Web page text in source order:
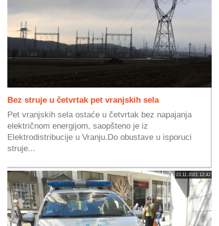
Bez struje u četvrtak pet vranjskih sela
Pet vranjskih sela ostaće u četvrtak bez napajanja
električnom energijom, saopšteno je iz
Elektrodistribucije u Vranju.Do obustave u isporuci
struje...
23.11.2021 12:42